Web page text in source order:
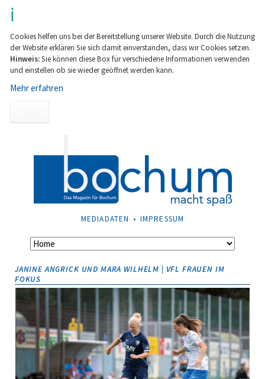
Cookies helfen uns bei der Bereitstellung unserer Website. Durch die Nutzung
der Website erklären Sie sich damit einverstanden, dass wir Cookies setzen.
Hinweis:Sie können diese Box für verschiedene Informationen verwenden
und einstellen ob sie wieder geöffnet werden kann.
Mehr erfahren
OK
NAVIGATION
MEDIADATEN IMPRESSUM
Navigation
JANINE ANGRICK UND MARA WILHELM | VFL FRAUEN IM
FOKUS